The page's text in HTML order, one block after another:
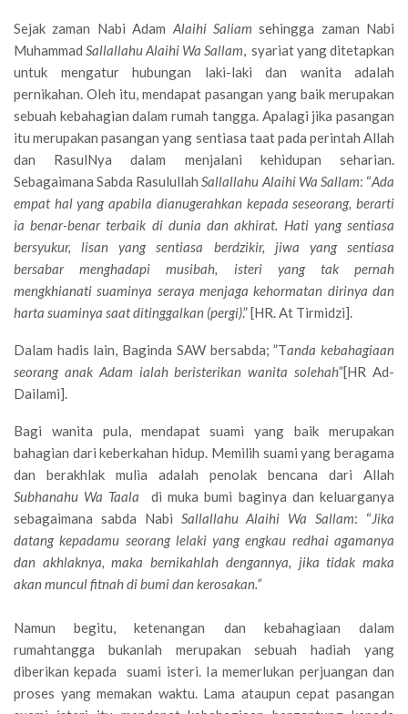
Sejak zaman Nabi Adam Alaihi Saliamsehingga zaman Nabi
Muhammad Sallallahu Alaihi Wa Sallam, syariat yang ditetapkan
untuk mengatur hubungan laki-laki dan wanita adalah
pernikahan. Oleh itu, mendapat pasangan yang baik merupakan
sebuah kebahagian dalam rumah tangga. Apalagi jika pasangan
itu merupakan pasangan yang sentiasa taat pada perintah Allah
dan RasulNya dalam menjalani kehidupan seharian.
Sebagaimana Sabda RasulullahSallallahu Alaihi Wa Sallam: “Ada
empat hal yang apabila dianugerahkan kepada seseorang, berarti
ia benar-benar terbaik di dunia dan akhirat. Hati yang sentiasa
bersyukur, lisan yang sentiasa berdzikir, jiwa yang sentiasa
bersabar menghadapi musibah, isteri yang tak pernah
mengkhianati suaminya seraya menjaga kehormatan dirinya dan
harta suaminya saat ditinggalkan (pergi).” [HR. At Tirmidzi].
Dalam hadis lain, Baginda SAW bersabda; ”Tanda kebahagiaan
seorang anak Adam ialah beristerikan wanita solehah”[HR Ad-
Dailami].
Bagi wanita pula, mendapat suami yang baik merupakan
bahagian dari keberkahan hidup. Memilih suami yang beragama
dan berakhlak mulia adalah penolak bencana dari Allah
Subhanahu Wa Taala
di muka bumi baginya dan keluarganya
sebagaimana sabda Nabi Sallallahu Alaihi Wa Sallam: “Jika
datang kepadamu seorang lelaki yang engkau redhai agamanya
dan akhlaknya, maka bernikahlah dengannya, jika tidak maka
akan muncul fitnah di bumi dan kerosakan.”
Namun begitu, ketenangan dan kebahagiaan dalam
rumahtangga bukanlah merupakan sebuah hadiah yang
diberikan kepada suami isteri. Ia memerlukan perjuangan dan
proses yang memakan waktu. Lama ataupun cepat pasangan